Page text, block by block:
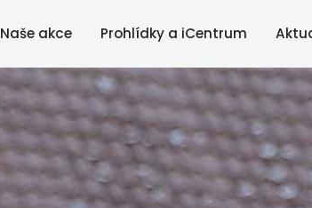
Naše akce Prohlídky a iCentrum